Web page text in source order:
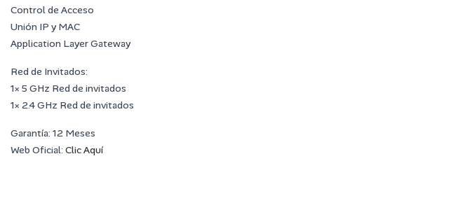
Control de Acceso
Unión IP y MAC
Application Layer Gateway
Red de Invitados:
1× 5 GHz Red de invitados
1× 2.4 GHz Red de invitados
Garantía: 12 Meses
Web Oficial: Clic Aquí